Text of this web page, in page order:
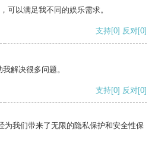
可以满足我不同的娱乐需求。
支持[0] 反对[0]
解决很多问题。
支持[0] 反对[0]
为我们带来了无限的隐私保护和安全性保